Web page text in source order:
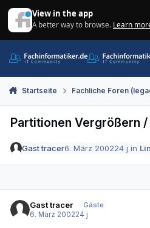
View in the app
A better way to browse. Learn
Startseite Fachliche Foren
Partitionen Vergrößern
Gast tracer6. März 200224 j in
Gast tracer
Gäste
6. März 200224 j